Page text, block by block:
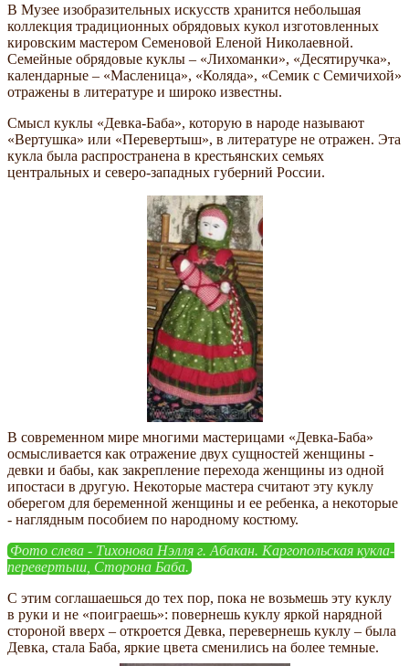
В Музее изобразительных искусств хранится небольшая
коллекция традиционных обрядовых кукол изготовленных
кировским мастером Семеновой Еленой Николаевной.
Семейные обрядовые куклы – «Лихоманки», «Десятиручка»,
календарные – «Масленица», «Коляда», «Семик с Семичихой»
отражены в литературе и широко известны.
Смысл куклы «Девка-Баба», которую в народе называют
«Вертушка» или «Перевертыш», в литературе не отражен. Эта
кукла была распространена в крестьянских семьях
центральных и северо-западных губерний России.
В современном мире многими мастерицами «Девка-Баба»
осмысливается как отражение двух сущностей женщины -
девки и бабы, как закрепление перехода женщины из одной
ипостаси в другую. Некоторые мастера считают эту куклу
оберегом для беременной женщины и ее ребенка, а некоторые
- наглядным пособием по народному костюму.
Фото слева - Тихонова Нэлля г. Абакан. Каргопольская кукла-
перевертыш, Сторона Баба.
С этим соглашаешься до тех пор, пока не возьмешь эту куклу
в руки и не «поиграешь»: повернешь куклу яркой нарядной
стороной вверх – откроется Девка, перевернешь куклу – была
Девка, стала Баба, яркие цвета сменились на более темные.